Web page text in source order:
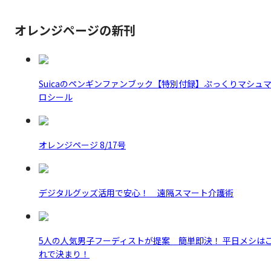
オレンジページの新刊
Suicaのペンギンファンブック【特別付録】ぷっくりマシュマ
ロシール
オレンジページ 8/17号
デジタルグッズ活用で安心！ 遠隔スマート介護術
5人の人気男子フーディストが提案 簡単即決！ 平日メシは
れで決まり！